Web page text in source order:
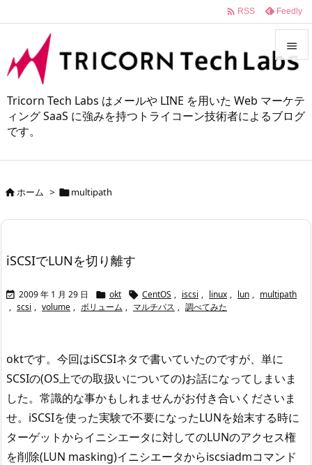
Tricorn Tech Labs はメールや LINE を用いた Web マーケテ
ィング SaaS に強みを持つトライコーン技術者によるブログ
です。



 RSS Feedly
ホーム > multipath
iSCSIでLUNを切り離す
 2009 年 1 月 29 日  okt  CentOS , iscsi , linux , lun , multipath
, scsi , volume , ボリューム , マルチパス , 調べてみた
oktです。 今回はiSCSIネタで書いていたのですが、単に
SCSIの(OS上での取扱いについての)お話になってしまいま
した。 常識的な事かもしれませんがお付き合いくださいま
せ。 iSCSIを使った実験で不要になったLUNを始末する時に
ターゲットからイニシエータに対してのLUNのアクセス権
を削除(LUN masking)イニシエータからiscsiadmコマンド